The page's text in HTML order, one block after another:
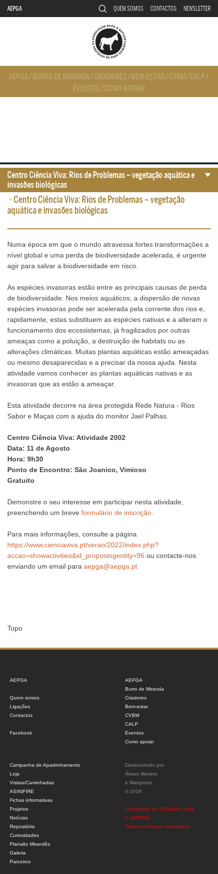
AEPGA QUEM SOMOS CONTACTOS NEWSLETTER
AEPGA/ BURRO DE MIRANDA/CRIADORES/ BEM-ESTAR/CVBM/CALP/
EVENTOS/COMO APOIAR
•Centro Ciência Viva: Rios de Problemas – vegetação
aquática e invasões biológicas
Numa época em que o mundo atravessa fortes transformações a
nível global e uma perda de biodiversidade acelerada, é urgente
agir para salvar a biodiversidade em risco.
As espécies invasoras estão entre as principais causas de perda
de biodiversidade. Nos meios aquáticos, a dispersão de novas
espécies invasoras pode ser acelerada pela corrente dos rios e,
rapidamente, estas substituem as espécies nativas e a alteram o
funcionamento dos ecossistemas, já fragilizados por outras
ameaças como a poluição, a destruição de habitats ou as
alterações climáticas. Muitas plantas aquáticas estão ameaçadas
ou mesmo desaparecidas e a precisar da nossa ajuda. Nesta
atividade vamos conhecer as plantas aquáticas nativas e as
invasoras que as estão a ameaçar.
Esta atividade decorre na área protegida Rede Natura - Rios
Sabor e Maças com a ajuda do monitor Jael Palhas.
Centro Ciência Viva: Atividade 2002
Data: 11 de Agosto
Hora: 9h30
Ponto de Encontro: São Joanico, Vimioso
Gratuito
Demonstre o seu interesse em participar nesta atividade,
preenchendo um breve formulário de inscrição
Para mais informações, consulte a página
https://www.cienciaviva.pt/verao/2022/index.php?
accao=showactivities&id_proposingentity=96 ou contacte-nos
enviando um email para aepga@aepga.pt
Topo
Centro Ciência Viva: Rios de Problemas – vegetação aquática e
invasões biológicas
AEPGA
Quem somos
Ligações
Contactos
Facebook
AEPGA
Burro de Miranda
Criadores
Bem-estar
CVBM
CALP
Eventos
Como apoiar
Campanha de Apadrinhamento
Loja
Visitas/Caminhadas
ASINIFIRE
Fichas informativas
Projetos
Notícias
Repositório
Curiosidades
Planalto Mirandês
Galeria
Parceiros
Desenvolvido por
Álvaro Martino
e Webprodz
© 2019
Fotografias de ©Cláudia Costa
e ©AEPGA.
Todos os direitos reservados.